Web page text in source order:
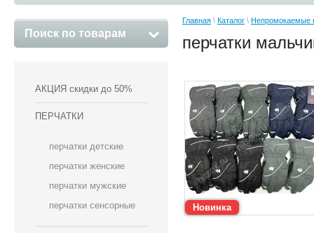
Поиск по товарам
АКЦИЯ скидки до 50%
ПЕРЧАТКИ
перчатки детские
перчатки женские
перчатки мужские
перчатки сенсорные
Главная \ Каталог \ Непромокаемые
перчатки
Новинка